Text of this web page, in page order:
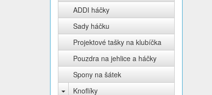
ADDI háčky
Sady háčku
Projektové tašky na klubíčka
Pouzdra na jehlice a háčky
Spony na šátek
Knoflíky